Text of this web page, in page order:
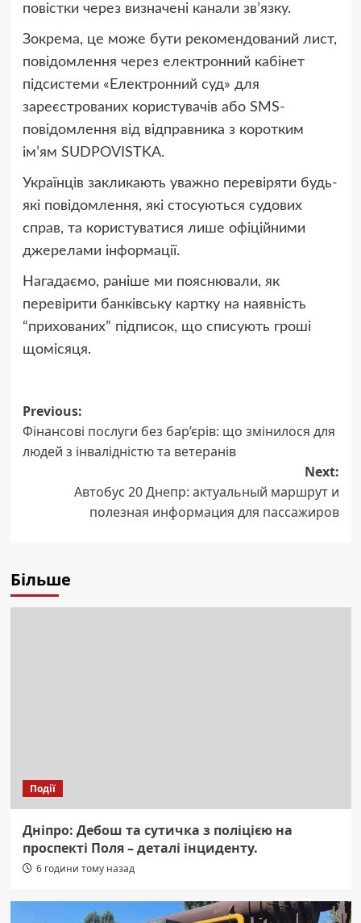
повістки через визначені канали зв’язку.
Зокрема, це може бути рекомендований лист,
повідомлення через електронний кабінет
підсистеми «Електронний суд» для
зареєстрованих користувачів або SMS-
повідомлення від відправника з коротким
ім’ям SUDPOVISTKA.
Українців закликають уважно перевіряти будь-
які повідомлення, які стосуються судових
справ, та користуватися лише офіційними
джерелами інформації.
Нагадаємо, раніше ми пояснювали, як
перевірити банківську картку на наявність
“прихованих” підписок, що списують гроші
щомісяця.
Post
navigation
Previous:
Фінансові послуги без бар’єрів: що змінилося для
людей з інвалідністю та ветеранів
Next:
Автобус 20 Днепр: актуальный маршрут и
полезная информация для пассажиров
Більше
Події
Дніпро: Дебош та сутичка з поліцією на
проспекті Поля – деталі інциденту.
6 години тому назад